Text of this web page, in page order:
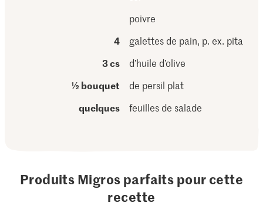
poivre
4
galettes de pain, p. ex. pita
3 cs
d’huile d’olive
½ bouquet
de persil plat
quelques
feuilles de salade
Produits Migros parfaits pour cette
recette